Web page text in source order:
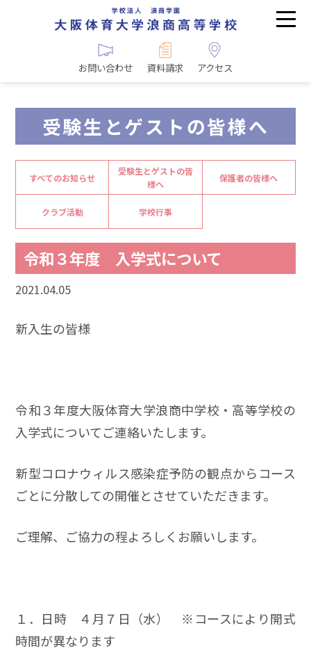
お問い合わせ 資料請求 アクセス
受験生とゲストの皆様へ
すべてのお知らせ
受験生とゲストの皆
様へ
保護者の皆様へ
クラブ活動 学校行事
令和３年度 入学式について
2021.04.05
新入生の皆様
令和３年度大阪体育大学浪商中学校・高等学校の
入学式についてご連絡いたします。
新型コロナウィルス感染症予防の観点からコース
ごとに分散しての開催とさせていただきます。
ご理解、ご協力の程よろしくお願いします。
１．日時 ４月７日（水） ※コースにより開式
時間が異なります